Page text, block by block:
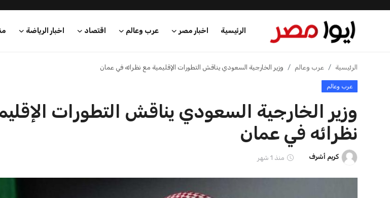
الرئيسية اخبار مصر عرب وعالم اقتصاد اخبار الرياضة
الرئيسية
اخبار مصر
عرب وعالم
اخبار الرياضة
الرئيسية عرب وعالم وزير الخارجية السعودي يناقش التطورات الإقليمية مع نظرائه في عمان
عرب وعالم
وزير الخارجية السعودي يناقش التطورات
نظرائه في عمان
كريم أشرف منذ 1 شهر